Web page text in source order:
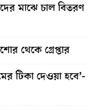
মাঝে চাল বিতরণ
থেকে গ্রেপ্তার
টিকা দেওয়া হবে’-